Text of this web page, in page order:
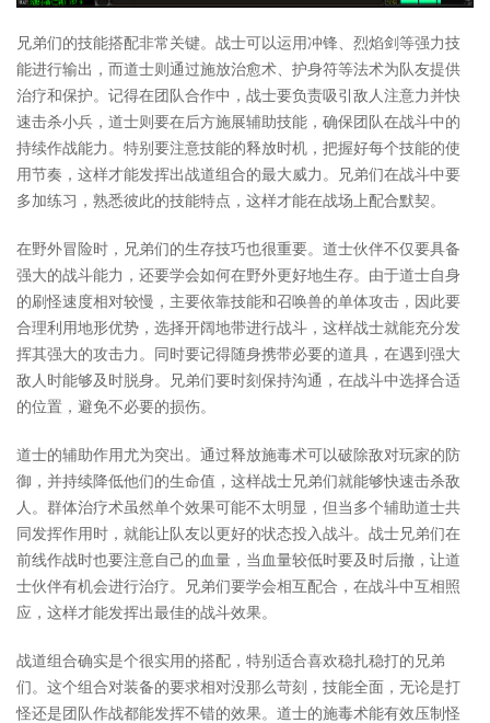
兄弟们的技能搭配非常关键。战士可以运用冲锋、烈焰剑等强力技
能进行输出，而道士则通过施放治愈术、护身符等法术为队友提供
治疗和保护。记得在团队合作中，战士要负责吸引敌人注意力并快
速击杀小兵，道士则要在后方施展辅助技能，确保团队在战斗中的
持续作战能力。特别要注意技能的释放时机，把握好每个技能的使
用节奏，这样才能发挥出战道组合的最大威力。兄弟们在战斗中要
多加练习，熟悉彼此的技能特点，这样才能在战场上配合默契。
在野外冒险时，兄弟们的生存技巧也很重要。道士伙伴不仅要具备
强大的战斗能力，还要学会如何在野外更好地生存。由于道士自身
的刷怪速度相对较慢，主要依靠技能和召唤兽的单体攻击，因此要
合理利用地形优势，选择开阔地带进行战斗，这样战士就能充分发
挥其强大的攻击力。同时要记得随身携带必要的道具，在遇到强大
敌人时能够及时脱身。兄弟们要时刻保持沟通，在战斗中选择合适
的位置，避免不必要的损伤。
道士的辅助作用尤为突出。通过释放施毒术可以破除敌对玩家的防
御，并持续降低他们的生命值，这样战士兄弟们就能够快速击杀敌
人。群体治疗术虽然单个效果可能不太明显，但当多个辅助道士共
同发挥作用时，就能让队友以更好的状态投入战斗。战士兄弟们在
前线作战时也要注意自己的血量，当血量较低时要及时后撤，让道
士伙伴有机会进行治疗。兄弟们要学会相互配合，在战斗中互相照
应，这样才能发挥出最佳的战斗效果。
战道组合确实是个很实用的搭配，特别适合喜欢稳扎稳打的兄弟
们。这个组合对装备的要求相对没那么苛刻，技能全面，无论是打
怪还是团队作战都能发挥不错的效果。道士的施毒术能有效压制怪